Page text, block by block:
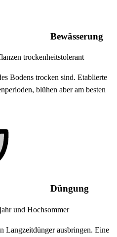
Bewässerung
trockenheitstolerant
Bodens trocken sind. Etablierte
blühen aber am besten
Düngung
und Hochsommer
Langzeitdünger ausbringen. Eine